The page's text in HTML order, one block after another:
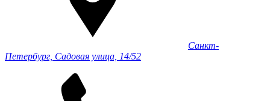
Санкт-
Петербург, Садовая улица, 14/52